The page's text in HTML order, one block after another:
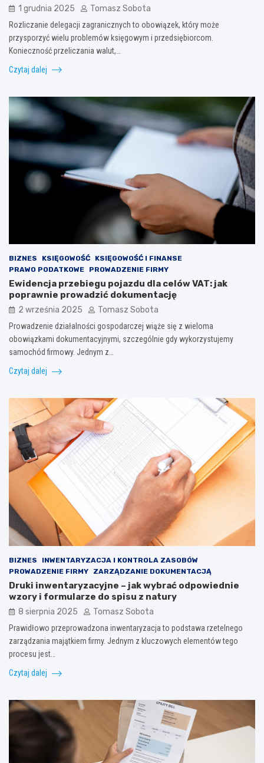
1 grudnia 2025 Tomasz Sobota
Rozliczanie delegacji zagranicznych to obowiązek, który może
przysporzyć wielu problemów księgowym i przedsiębiorcom.
Konieczność przeliczania walut,…
Czytaj dalej
BIZNES KSIĘGOWOŚĆ
KSIĘGOWOŚĆ I FINANSE
PRAWO PODATKOWE
PROWADZENIE FIRMY
Ewidencja przebiegu pojazdu dla celów VAT: jak
poprawnie prowadzić dokumentację
2 września 2025 Tomasz Sobota
Prowadzenie działalności gospodarczej wiąże się z wieloma
obowiązkami dokumentacyjnymi, szczególnie gdy wykorzystujemy
samochód firmowy. Jednym z…
Czytaj dalej
BIZNES
INWENTARYZACJA I KONTROLA ZASOBÓW
PROWADZENIE FIRMY
ZARZĄDZANIE DOKUMENTACJĄ
Druki inwentaryzacyjne – jak wybrać odpowiednie
wzory i formularze do spisu z natury
8 sierpnia 2025 Tomasz Sobota
Prawidłowo przeprowadzona inwentaryzacja to podstawa rzetelnego
zarządzania majątkiem firmy. Jednym z kluczowych elementów tego
procesu jest…
Czytaj dalej